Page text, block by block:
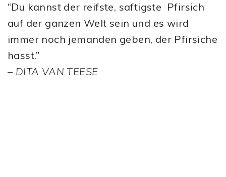
“Du kannst der reifste, saftigste Pfirsich
auf der ganzen Welt sein und es wird
immer noch jemanden geben, der Pfirsiche
hasst.”
– DITA VAN TEESE